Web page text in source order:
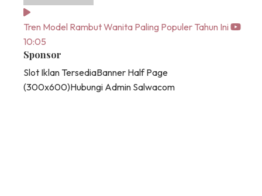
Tren Model Rambut Wanita Paling Populer Tahun Ini
10:05
Sponsor
Slot Iklan TersediaBanner Half Page
(300x600)Hubungi Admin Salwacom